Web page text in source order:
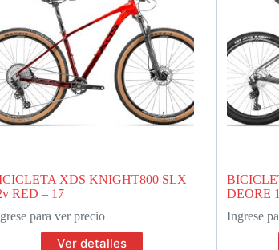
XDS KNIGHT800 SLX
RED – 17
para ver precio
Ver detalles
DEORE
Ingrese